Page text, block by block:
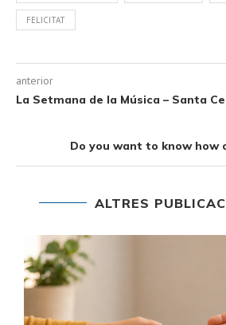
FELICITAT
anterior
La Setmana de la Música – Santa
Do you want to know how
ALTRES